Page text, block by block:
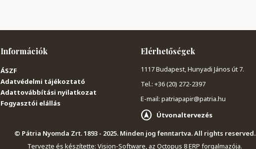
Információk
ÁSZF
Adatvédelmi tájékoztató
Adattovábbítási nyilatkozat
Fogyasztói elállás
Elérhetőségek
1117 Budapest, Hunyadi János út 7.
Tel.: +36 (20) 272-2397
E-mail: patriapapir@patria.hu
Útvonaltervezés
© Pátria Nyomda Zrt. 1893 - 2025. Minden jog fenntartva. All rights reserved.
Tervezte és készítette: Vision-Software, az Octopus 8 ERP forgalmazója.